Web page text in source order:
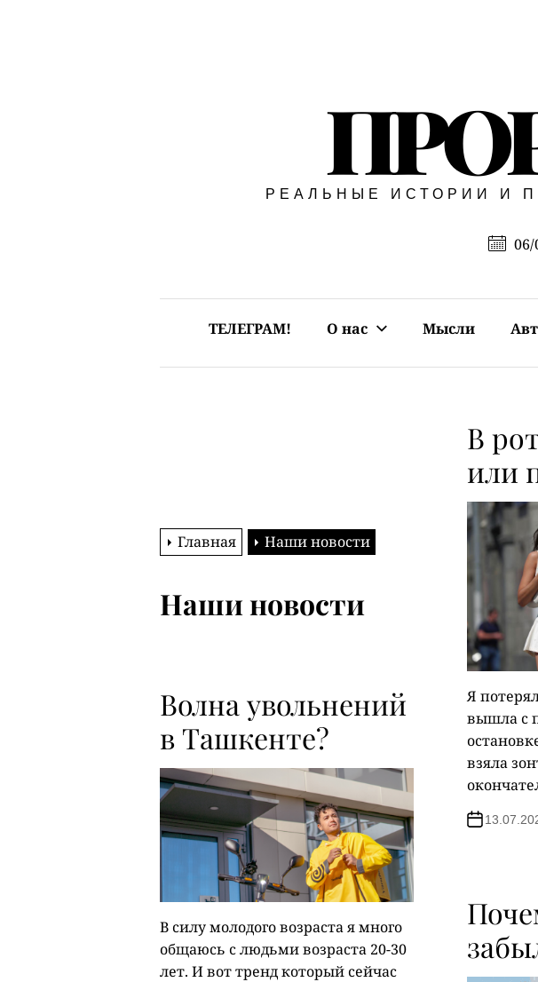
РЕАЛЬНЫЕ ИСТОРИИ И
06/
ТЕЛЕГРАМ! О нас Мысли
Главная Наши новости
Наши новости
В
или
Я
вышла с
взяла
Волна увольнений
в Ташкенте?
В силу молодого возраста я много
общаюсь с людьми возраста 20-30
лет. И вот тренд который сейчас